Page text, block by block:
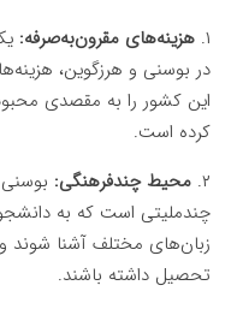
۱. هزینه‌های مقرون‌به‌صرفه:
در بوسنی و هرزگوین،
این کشور را به مقصدی
کرده است.
۲. محیط چندفرهنگی:
چندملیتی است که به
زبان‌های مختلف آشنا شوند
تحصیل داشته باشند.